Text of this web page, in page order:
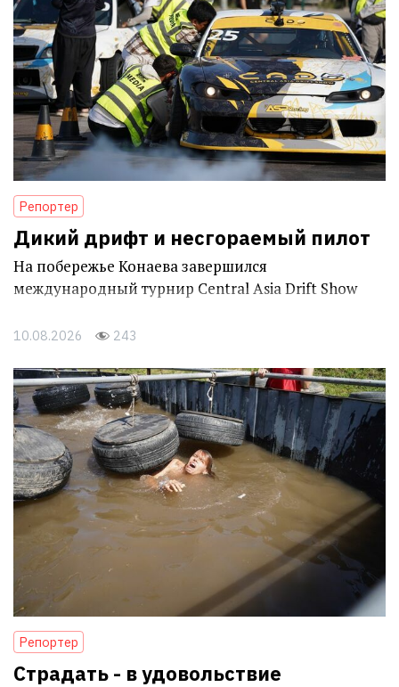
Репортер
Дикий дрифт и несгораемый пилот
На побережье Конаева завершился
международный турнир Central Asia Drift Show
10.08.2026 243
Репортер
Страдать - в удовольствие